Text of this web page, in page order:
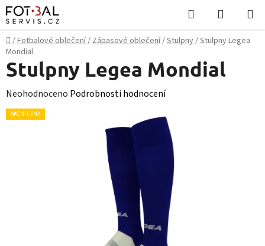
Přejít
na
obsah
Hledat
KOŠÍK
Domů
/Fotbalové oblečení/Zápasové oblečení/Stulpny/Stulpny Legea
Mondial
Stulpny Legea Mondial
Průměrné
hodnocení
Neohodnoceno Podrobnosti hodnocení
AKČNÍ CENA